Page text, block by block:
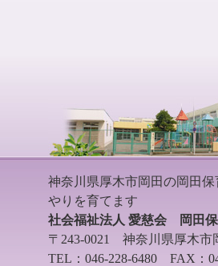
神奈川県厚木市岡田の岡田
やりを育てます
社会福祉法人 愛慈会 岡田保
〒243-0021 神奈川県厚木市
TEL：046-228-6480 FAX：